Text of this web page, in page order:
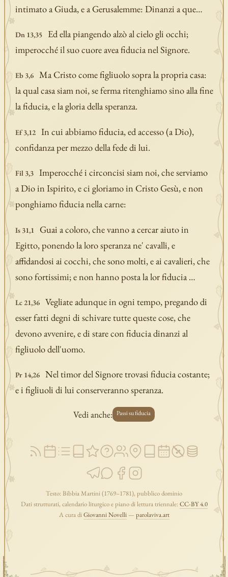
intimato a Giuda, e a Gerusalemme: Dinanzi a que…
Dn 13,35
Ed ella piangendo alzò al cielo gli occhi;
imperocché il suo cuore avea fiducia nel Signore.
Eb 3,6
Ma Cristo come figliuolo sopra la propria casa:
la qual casa siam noi, se ferma ritenghiamo sino alla fine
la fiducia, e la gloria della speranza.
Ef 3,12
In cui abbiamo fiducia, ed accesso (a Dio),
confidanza per mezzo della fede di lui.
Fil 3,3
Imperocché i circoncisi siam noi, che serviamo
a Dio in Ispirito, e ci gloriamo in Cristo Gesù, e non
ponghiamo fiducia nella carne:
Is 31,1
Guai a coloro, che vanno a cercar aiuto in
Egitto, ponendo la loro speranza ne' cavalli, e
affidandosi ai cocchi, che sono molti, e ai cavalieri, che
sono fortissimi; e non hanno posta la lor fiducia …
Lc 21,36
Vegliate adunque in ogni tempo, pregando di
esser fatti degni di schivare tutte queste cose, che
devono avvenire, e di stare con fiducia dinanzi al
figliuolo dell'uomo.
Pr 14,26
Nel timor del Signore trovasi fiducia costante;
e i figliuoli di lui conserveranno speranza.
Vedi anche: Passi su fiducia
Testo: Bibbia Martini (1769–1781), pubblico dominio
Dati strutturati, calendario liturgico e piano di lettura triennale: CC-BY 4.0
A cura diGiovanni Novelli—parolaviva.art